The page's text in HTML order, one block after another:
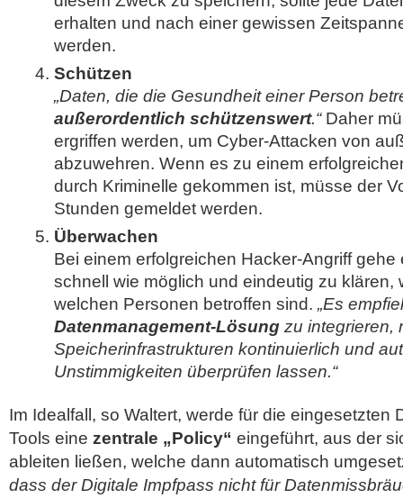
erhalten und nach einer gewissen
werden.
Schützen
„Daten, die die Gesundheit einer Person
außerordentlich schützenswert.“Daher
ergriffen werden, um Cyber-Attacken von
abzuwehren. Wenn es zu einem
durch Kriminelle gekommen ist, müsse der
Stunden gemeldet werden.
Überwachen
Bei einem erfolgreichen Hacker-Angriff
schnell wie möglich und eindeutig zu klären,
welchen Personen betroffen sind. „Es
Datenmanagement-Lösung zu integrieren,
Speicherinfrastrukturen kontinuierlich und
Unstimmigkeiten überprüfen lassen.“
Im Idealfall, so Waltert, werde für die eingesetzten
Tools eine zentrale „Policy“ eingeführt, aus der
ableiten ließen, welche dann automatisch
dass der Digitale Impfpass nicht für